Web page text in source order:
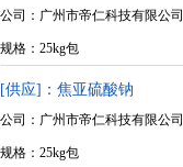
公司：广州市帝仁科技有限公
规格：25kg包
[供应]：焦亚硫酸钠
公司：广州市帝仁科技有限公
规格：25kg包